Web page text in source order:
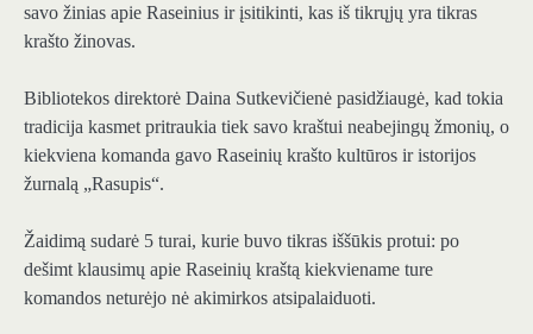
savo žinias apie Raseinius ir įsitikinti, kas iš tikrųjų yra tikras
krašto žinovas.
Bibliotekos direktorė Daina Sutkevičienė pasidžiaugė, kad tokia
tradicija kasmet pritraukia tiek savo kraštui neabejingų žmonių, o
kiekviena komanda gavo Raseinių krašto kultūros ir istorijos
žurnalą „Rasupis“.
Žaidimą sudarė 5 turai, kurie buvo tikras iššūkis protui: po
dešimt klausimų apie Raseinių kraštą kiekviename ture
komandos neturėjo nė akimirkos atsipalaiduoti.